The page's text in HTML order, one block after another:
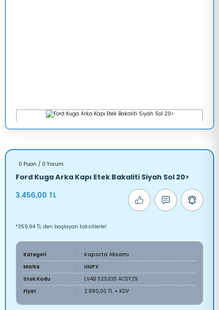
0 Puan / 0 Yorum
Ford Kuga Arka Kapı Etek Bakaliti Siyah Sol 20>
3.456,00 TL
*359,94 TL den başlayan taksitlerle!
Kategori
Kaporta Aksamı
Marka
HMPX
Stok Kodu
LV4B S25335 AC5YZ9
Fiyat
2.880,00 TL + KDV